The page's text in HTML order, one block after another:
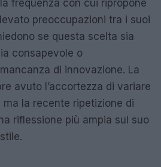
frequenza con cui ripropone
preoccupazioni tra i suoi
se questa scelta sia
consapevole o
di innovazione. La
avuto l’accortezza di variare
la recente ripetizione di
riflessione più ampia sul suo